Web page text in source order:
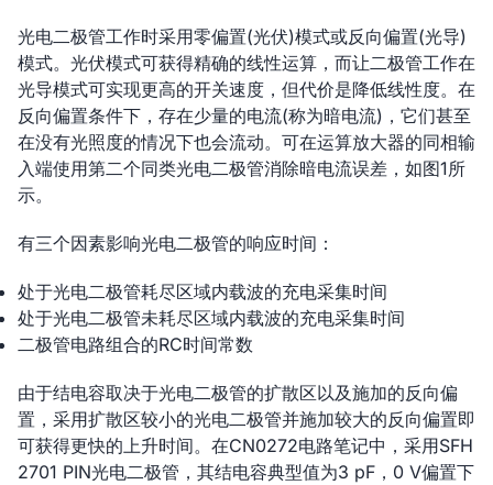
光电二极管工作时采用零偏置(光伏)模式或反向偏置(光导)
模式。光伏模式可获得精确的线性运算，而让二极管工作在
光导模式可实现更高的开关速度，但代价是降低线性度。在
反向偏置条件下，存在少量的电流(称为暗电流)，它们甚至
在没有光照度的情况下也会流动。可在运算放大器的同相输
入端使用第二个同类光电二极管消除暗电流误差，如图1所
示。
有三个因素影响光电二极管的响应时间：
处于光电二极管耗尽区域内载波的充电采集时间
处于光电二极管未耗尽区域内载波的充电采集时间
二极管电路组合的RC时间常数
由于结电容取决于光电二极管的扩散区以及施加的反向偏
置，采用扩散区较小的光电二极管并施加较大的反向偏置即
可获得更快的上升时间。在CN0272电路笔记中，采用SFH
2701 PIN光电二极管，其结电容典型值为3 pF，0 V偏置下